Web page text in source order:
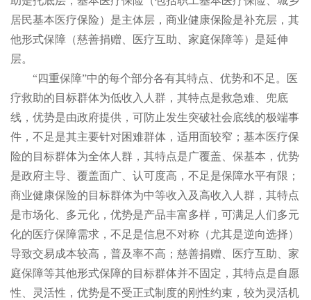
居民基本医疗保险）是主体层，商业健康保险是补充层，其
他形式保障（慈善捐赠、医疗互助、家庭保障等）是延伸
层。
“四重保障”中的每个部分各有其特点、优势和不足。医
疗救助的目标群体为低收入人群，其特点是救急难、兜底
线，优势是由政府提供，可防止发生突破社会底线的极端事
件，不足是其主要针对困难群体，适用面较窄；基本医疗保
险的目标群体为全体人群，其特点是广覆盖、保基本，优势
是政府主导、覆盖面广、认可度高，不足是保障水平有限；
商业健康保险的目标群体为中等收入及高收入人群，其特点
是市场化、多元化，优势是产品丰富多样，可满足人们多元
化的医疗保障需求，不足是信息不对称（尤其是逆向选择）
导致交易成本较高，普及率不高；慈善捐赠、医疗互助、家
庭保障等其他形式保障的目标群体并不固定，其特点是自愿
性、灵活性，优势是不受正式制度的刚性约束，较为灵活机